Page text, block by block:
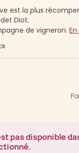
est la plus
Diot.
de vigneron.
pas disponible